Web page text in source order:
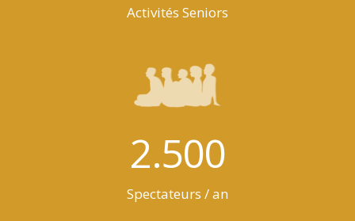
Activités Seniors
2.500
Spectateurs / an